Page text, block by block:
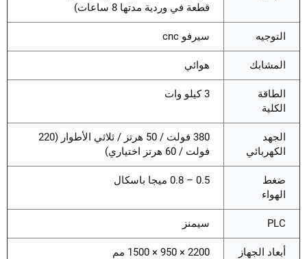
قطعة في وردية مدتها 8 ساعات)
التوجيه سيرفو cnc
المشابك هوائي
الطاقة
الكلية
الجهد
الكهربائي
380 فولت / 50 هرتز / ثلاثي الأطوار (220
فولت / 60 هرتز اختياري)
ضغط
الهواء
سيمنز
أبعاد الجهاز 2200 × 950 × 1500 مم